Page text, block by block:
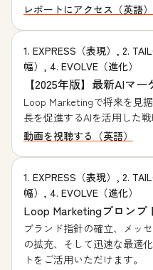
レポートにアクセス（英語）
1. EXPRESS（表現）, 2.
幅）, 4. EVOLVE（進化）
【2025年版】最新AIマ
Loop Marketingで将来を見
長を促進するAIを活用した
動画を視聴する（英語）
1. EXPRESS（表現）, 2.
幅）, 4. EVOLVE（進化）
Loop Marketingプロンプ
ブランド指針の確立、メッ
の拡充、そして迅速な最適
トをご活用いただけます。